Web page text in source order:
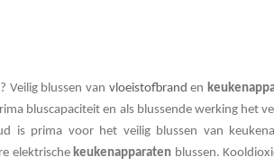
? Veilig blussen van vloeistofbrand en
bluscapaciteit en als blussende werking het
is prima voor het veilig blussen van
elektrische keukenapparaten blussen.